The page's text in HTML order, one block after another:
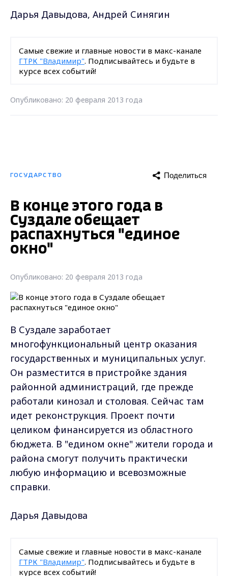
Дарья Давыдова, Андрей Синягин
Самые свежие и главные новости в макс-канале
ГТРК "Владимир". Подписывайтесь и будьте в
курсе всех событий!
Опубликовано: 20 февраля 2013 года
ГОСУДАРСТВО Поделиться
В конце этого года в
Суздале обещает
распахнуться "единое
окно"
Опубликовано: 20 февраля 2013 года
В Суздале заработает
многофункциональный центр оказания
государственных и муниципальных услуг.
Он разместится в пристройке здания
районной администраций, где прежде
работали кинозал и столовая. Сейчас там
идет реконструкция. Проект почти
целиком финансируется из областного
бюджета. В "едином окне" жители города и
района смогут получить практически
любую информацию и всевозможные
справки.
Дарья Давыдова
Самые свежие и главные новости в макс-канале
ГТРК "Владимир". Подписывайтесь и будьте в
курсе всех событий!